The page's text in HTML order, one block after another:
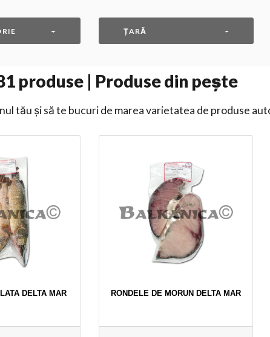
ȚARĂ
produse | Produse din pește
tău și să te bucuri de marea varietatea de produse
DELTA MAR RONDELE DE MORUN DELTA MAR